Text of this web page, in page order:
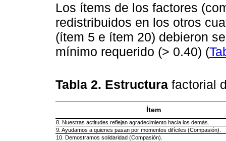
Los ítems de los factores
redistribuidos en los otros
(ítem 5 e ítem 20) debieron
mínimo requerido (> 0.40) (
Tabla 2. Estructura factorial
Ítem
8. Nuestras actitudes reflejan agradecimiento hacia los demás.
9. Ayudamos a quienes pasan por momentos difíciles (Compasión).
10. Demostramos solidaridad (Compasión).